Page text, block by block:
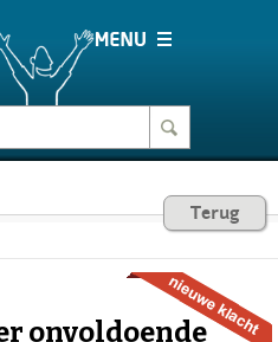
Terug
onvoldoende